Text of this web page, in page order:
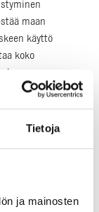
Tietoja
ja mainosten
maan
käyttö
koko
jossa
jossa